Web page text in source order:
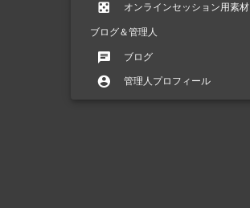
オンラインセッション用素材
ブログ＆管理人
ブログ
管理人プロフィール